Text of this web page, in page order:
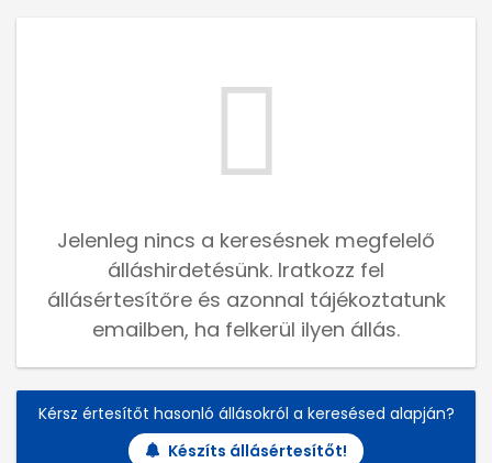
Jelenleg nincs a keresésnek megfelelő
álláshirdetésünk. Iratkozz fel
állásértesítőre és azonnal tájékoztatunk
emailben, ha felkerül ilyen állás.
Kérsz értesítőt hasonló állásokról a keresésed alapján?
Készíts állásértesítőt!